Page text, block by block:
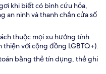
khi biết có bình cứu hỏa,
an ninh và thanh chắn cửa sổ
thuộc mọi xu hướng tính
với cộng đồng LGBTQ+).
bằng thẻ tín dụng, thẻ ghi